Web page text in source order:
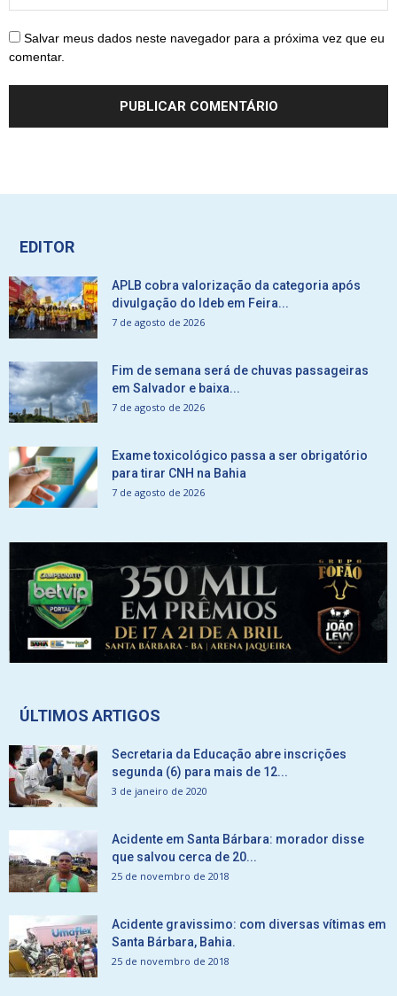
Salvar meus dados neste navegador para a próxima vez que eu
comentar.
EDITOR
APLB cobra valorização da categoria após
divulgação do Ideb em Feira...
7 de agosto de 2026
Fim de semana será de chuvas passageiras
em Salvador e baixa...
7 de agosto de 2026
Exame toxicológico passa a ser obrigatório
para tirar CNH na Bahia
7 de agosto de 2026
ÚLTIMOS ARTIGOS
Secretaria da Educação abre inscrições
segunda (6) para mais de 12...
3 de janeiro de 2020
Acidente em Santa Bárbara: morador disse
que salvou cerca de 20...
25 de novembro de 2018
Acidente gravissimo: com diversas vítimas em
Santa Bárbara, Bahia.
25 de novembro de 2018